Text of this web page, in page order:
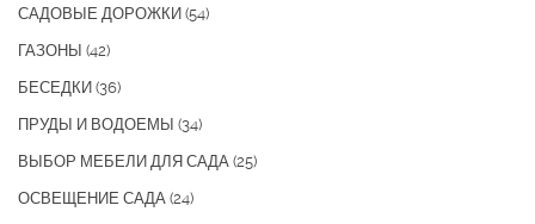
САДОВЫЕ ДОРОЖКИ (54)
ГАЗОНЫ (42)
БЕСЕДКИ (36)
ПРУДЫ И ВОДОЕМЫ (34)
ВЫБОР МЕБЕЛИ ДЛЯ САДА (25)
ОСВЕЩЕНИЕ САДА (24)